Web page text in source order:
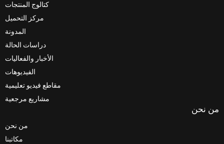
كتالوج المنتجات
مركز التحميل
دراسات الحالة
الأخبار والفعاليات
مقاطع فيديو تعليمية
مشاريع مرجعية